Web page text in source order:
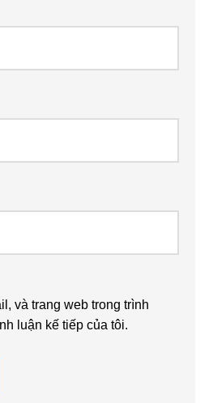
và trang web trong trình
luận kế tiếp của tôi.